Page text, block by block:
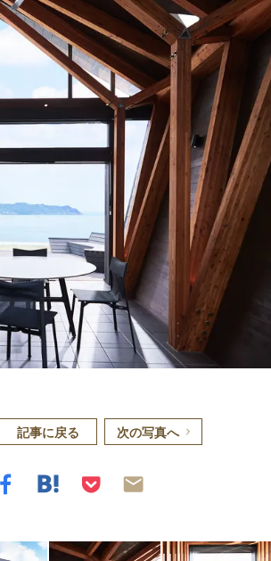
記事に戻る 次の写真へ